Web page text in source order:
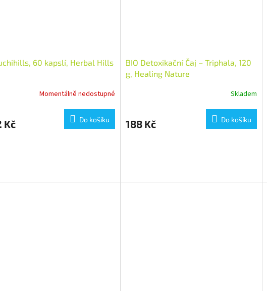
60 kapslí, Herbal Hills
Momentálně nedostupné
Kč Do košíku
BIO Detoxikační Čaj – Triphala, 120
g, Healing Nature
Skladem
188 Kč Do košíku